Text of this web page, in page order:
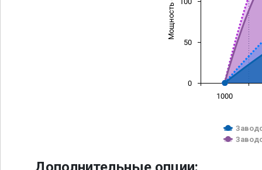
Мощность (л/с)
1000
0
50